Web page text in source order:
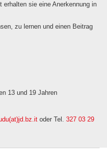
sie eine Anerkennung in
zu lernen und einen Beitrag
13 und 19 Jahren
oder Tel. 327 03 29